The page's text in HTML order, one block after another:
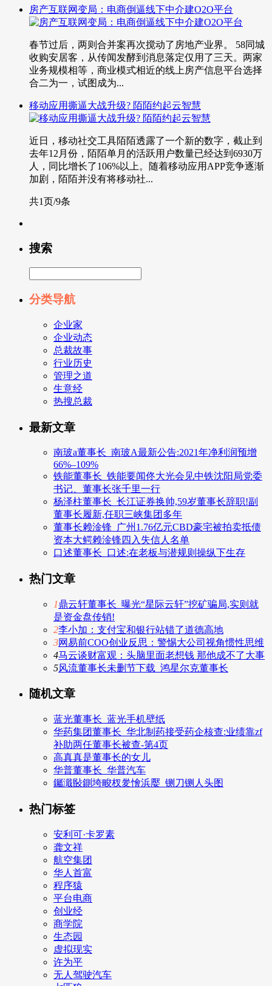
房产互联网变局：电商倒逼线下中介建O2O平台
春节过后，两则合并案再次搅动了房地产业界。 58同城
收购安居客，从传闻发酵到消息落定仅用了三天。两家
业务规模相等，商业模式相近的线上房产信息平台选择
合二为一，试图成为...
移动应用撕逼大战升级? 陌陌约起云智慧
近日，移动社交工具陌陌透露了一个新的数字，截止到
去年12月份，陌陌单月的活跃用户数量已经达到6930万
人，同比增长了106%以上。随着移动应用APP竞争逐渐
加剧，陌陌并没有将移动社...
共1页/9条
搜索
分类导航
企业家
企业动态
总裁故事
行业历史
管理之道
生意经
热搜总裁
最新文章
南玻a董事长_南玻A最新公告:2021年净利润预增
66%–109%
铁能董事长_铁能要闻佟大光会见中铁沈阳局党委
书记、董事长张千里一行
杨泽柱董事长_长江证券换帅,59岁董事长辞职!副
董事长履新,任职三峡集团多年
董事长赖淦锋_广州1.76亿元CBD豪宅被拍卖抵债
资本大鳄赖淦锋四入失信人名单
口述董事长_口述:在老板与潜规则操纵下生存
热门文章
1鼎云轩董事长_曝光“星际云轩”挖矿骗局,实则就
是资金盘传销!
2李小加：支付宝和银行站错了道德高地
3网易前COO创业反思：警惕大公司视角惯性思维
4马云谈财富观：头脑里面老想钱 那他成不了大事
5风流董事长未删节下载_鸿星尔克董事长
随机文章
蓝光董事长_蓝光手机壁纸
华药集团董事长_华北制药接受药企核查:业绩靠zf
补助两任董事长被查-第4页
高真真是董事长的女儿
华普董事长_华普汽车
钃濈敯鍘垮畯杈夎懀浜嬮_铡刀铡人头图
热门标签
安利可·卡罗素
龚文祥
航空集团
华人首富
程序猿
平台电商
创业经
商学院
生态园
虚拟现实
许为平
无人驾驶汽车